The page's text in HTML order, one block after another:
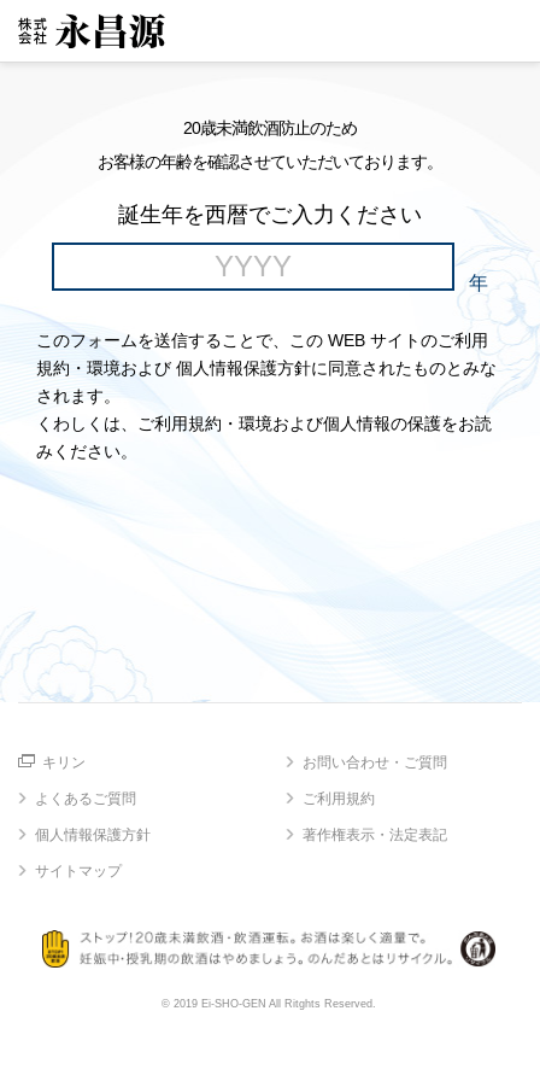
20歳未満飲酒防止のため
お客様の年齢を確認させていただいております。
誕生年を西暦でご入力ください
年
このフォームを送信することで、この WEB サイトのご利用
規約・環境および 個人情報保護方針に同意されたものとみな
されます。
くわしくは、ご利用規約・環境および個人情報の保護をお読
みください。
キリン お問い合わせ・ご質問
よくあるご質問 ご利用規約
個人情報保護方針 著作権表示・法定表記
サイトマップ
© 2019 Ei-SHO-GEN All Ritghts Reserved.